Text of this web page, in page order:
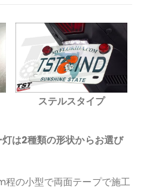
ステルスタイプ
は2種類の形状からお選び
の小型で両面テープで施工